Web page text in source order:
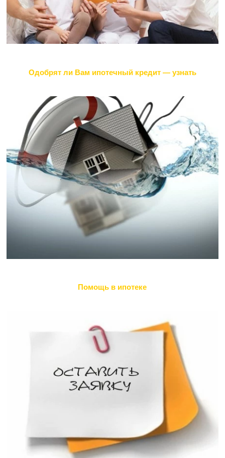
Одобрят ли Вам ипотечный кредит — узнать
Помощь в ипотеке